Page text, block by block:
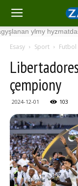
ylmy hyzmatdaşlyk ·
Esasy Sport Futbol
çempiony
2024-12-01 103